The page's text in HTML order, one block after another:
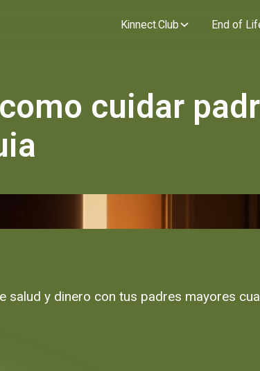
Kinnect.Club End of
cuidar
y dinero con tus padres mayores